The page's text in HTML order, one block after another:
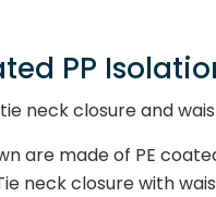
PP
neck closure and
are made of PE
neck closure with